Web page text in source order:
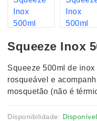
Squeeze Inox
Squeeze 500ml de
rosqueável e
mosquetão (não é
Disponibilidade: Disponível